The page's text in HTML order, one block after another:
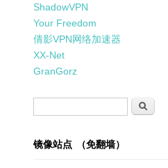
ShadowVPN
Your Freedom
倩影VPN网络加速器
XX-Net
GranGorz
搜索
镜像站点 （免翻墙）